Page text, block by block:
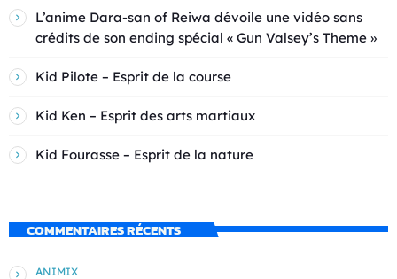
L’anime Dara-san of Reiwa dévoile une vidéo sans
crédits de son ending spécial « Gun Valsey’s Theme »
Kid Pilote – Esprit de la course
Kid Ken – Esprit des arts martiaux
Kid Fourasse – Esprit de la nature
COMMENTAIRES RÉCENTS
ANIMIX